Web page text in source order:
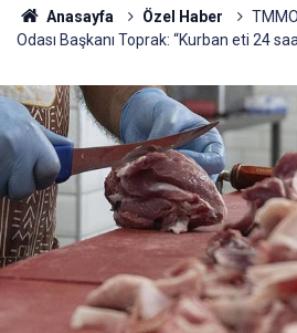
Anasayfa Özel Haber
Odası Başkanı Toprak: “Kurban eti 24